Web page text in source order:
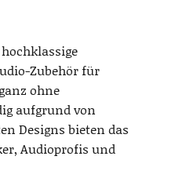
Zubehör für
ohne
aufgrund von
Designs bieten das
Audioprofis und